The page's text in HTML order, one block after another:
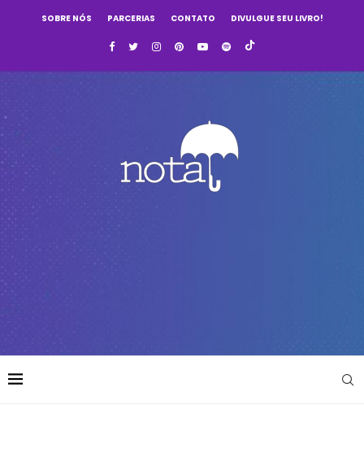
SOBRE NÓS PARCERIAS CONTATO DIVULGUE SEU LIVRO!